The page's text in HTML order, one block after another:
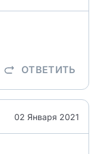
ОТВЕТИТЬ
02 Января 2021